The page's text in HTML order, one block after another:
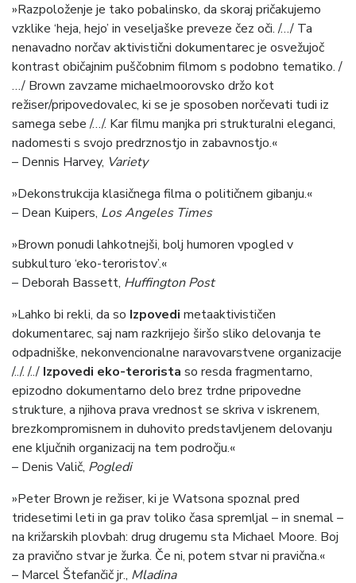
»Razpoloženje je tako pobalinsko, da skoraj pričakujemo
vzklike ‘heja, hejo’ in veseljaške preveze čez oči. /…/ Ta
nenavadno norčav aktivistični dokumentarec je osvežujoč
kontrast običajnim puščobnim filmom s podobno tematiko. /
…/ Brown zavzame michaelmoorovsko držo kot
režiser/pripovedovalec, ki se je sposoben norčevati tudi iz
samega sebe /…/. Kar filmu manjka pri strukturalni eleganci,
nadomesti s svojo predrznostjo in zabavnostjo.«
– Dennis Harvey, Variety
»Dekonstrukcija klasičnega filma o političnem gibanju.«
– Dean Kuipers, Los Angeles Times
»Brown ponudi lahkotnejši, bolj humoren vpogled v
subkulturo ‘eko-teroristov’.«
– Deborah Bassett, Huffington Post
»Lahko bi rekli, da so Izpovedi metaaktivističen
dokumentarec, saj nam razkrijejo širšo sliko delovanja te
odpadniške, nekonvencionalne naravovarstvene organizacije
/../. /../ Izpovedi eko-terorista so resda fragmentarno,
epizodno dokumentarno delo brez trdne pripovedne
strukture, a njihova prava vrednost se skriva v iskrenem,
brezkompromisnem in duhovito predstavljenem delovanju
ene ključnih organizacij na tem področju.«
– Denis Valič, Pogledi
»Peter Brown je režiser, ki je Watsona spoznal pred
tridesetimi leti in ga prav toliko časa spremljal – in snemal –
na križarskih plovbah: drug drugemu sta Michael Moore. Boj
za pravično stvar je žurka. Če ni, potem stvar ni pravična.«
– Marcel Štefančič jr., Mladina